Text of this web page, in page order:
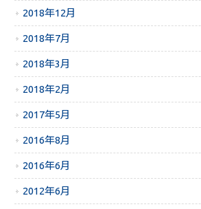
2018年12月
2018年7月
2018年3月
2018年2月
2017年5月
2016年8月
2016年6月
2012年6月